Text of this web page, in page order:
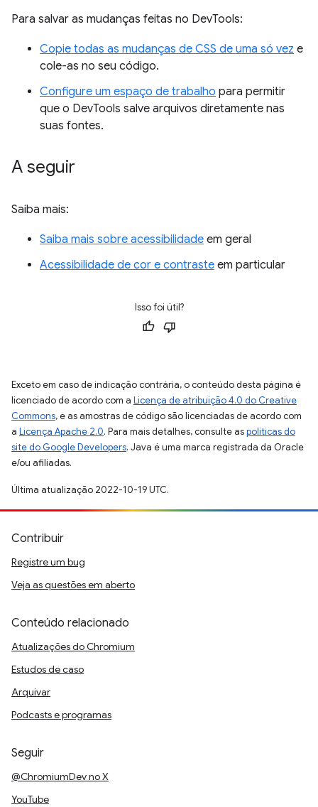
Para salvar as mudanças feitas no DevTools:
Copie todas as mudanças de CSS de uma só vez e
cole-as no seu código.
Configure um espaço de trabalho para permitir
que o DevTools salve arquivos diretamente nas
suas fontes.
A seguir
Saiba mais:
Saiba mais sobre acessibilidade em geral
Acessibilidade de cor e contraste em particular
Isso foi útil?
Exceto em caso de indicação contrária, o conteúdo desta página é
licenciado de acordo com a Licença de atribuição 4.0 do Creative
Commons, e as amostras de código são licenciadas de acordo com
a Licença Apache 2.0. Para mais detalhes, consulte aspolíticas do
site do Google Developers. Java é uma marca registrada da Oracle
e/ou afiliadas.
Última atualização 2022-10-19 UTC.
Contribuir
Registre um bug
Veja as questões em aberto
Conteúdo relacionado
Atualizações do Chromium
Estudos de caso
Arquivar
Podcasts e programas
Seguir
@ChromiumDev no X
YouTube